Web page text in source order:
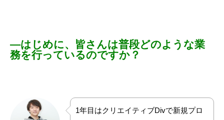
―はじめに、皆さんは普段どのような業
務を行っているのですか？
1年目はクリエイティブDivで新規プロ